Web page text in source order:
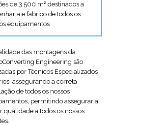
de 3.500 m² destinados a
e fabrico de todos os
equipamentos
das montagens da
Engineering são
por Técnicos Especializados
assegurando a correta
de todos os nossos
permitindo assegurar a
qualidade a todos os nossos